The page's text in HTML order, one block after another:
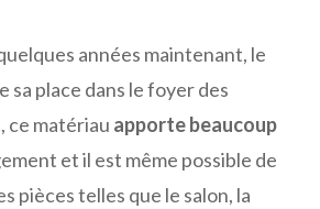
années maintenant, le
sa place dans le foyer des
ce matériau apporte beaucoup
et il est même possible de
pièces telles que le salon, la